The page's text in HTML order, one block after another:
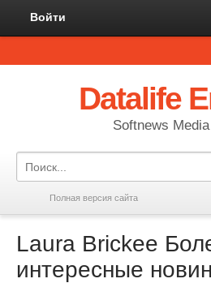
Войти
Datalife
Softnews
Полная версия сайта
Laura Brickee
интересные